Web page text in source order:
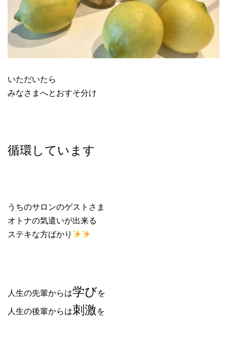
いただいたら
みなさまへとおすそ分け
循環しています
うちのサロンのゲストさま
オトナの気遣いが出来る
ステキな方ばかり
人生の先輩からは学びを
人生の後輩からは刺激を